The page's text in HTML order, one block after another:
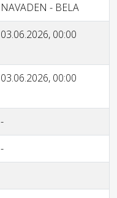
NAVADEN - BELA
03.06.2026, 00:00
03.06.2026, 00:00
-
-